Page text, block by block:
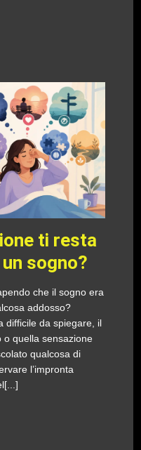
ti resta
sogno?
che il sogno era
addosso?
difficile da spiegare, il
o quella sensazione
qualcosa di
l’impronta